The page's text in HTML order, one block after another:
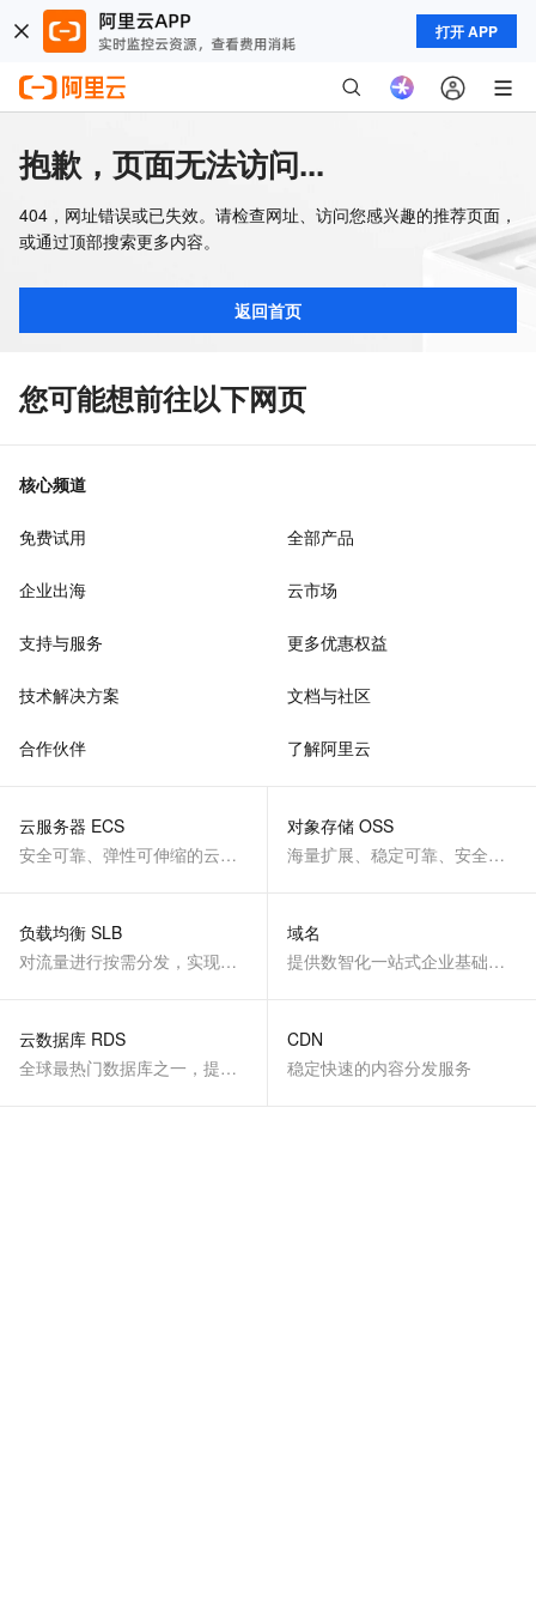
打开 APP
抱歉，页面无法访问...
404，网址错误或已失效。请检查网址、访问您感兴趣的推荐页面，
或通过顶部搜索更多内容。
返回首页
您可能想前往以下网页
核心频道
免费试用 全部产品
企业出海 云市场
支持与服务 更多优惠权益
技术解决方案 文档与社区
合作伙伴 了解阿里云
云服务器 ECS
安全可靠、弹性可伸缩的云计算服务
对象存储 OSS
海量扩展、稳定可靠、安全、低成本、智能
负载均衡 SLB
对流量进行按需分发，实现应用高可用
域名
提供数智化一站式企业基础服务
云数据库 RDS
全球最热门数据库之一，提供全托管的稳定服务
CDN
稳定快速的内容分发服务